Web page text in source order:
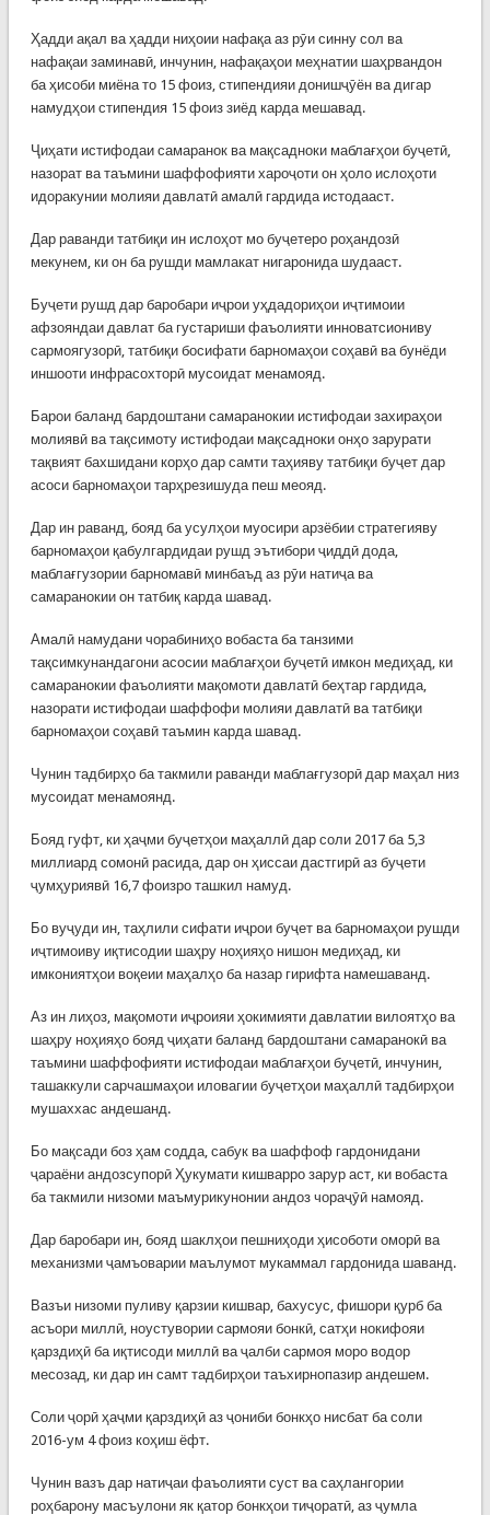
Ҳадди ақал ва ҳадди ниҳоии нафақа аз рӯи синну сол ва
нафақаи заминавӣ, инчунин, нафақаҳои меҳнатии шаҳрвандон
ба ҳисоби миёна то 15 фоиз, стипендияи донишҷӯён ва дигар
намудҳои стипендия 15 фоиз зиёд карда мешавад.
Ҷиҳати истифодаи самаранок ва мақсадноки маблағҳои буҷетӣ,
назорат ва таъмини шаффофияти хароҷоти он ҳоло ислоҳоти
идоракунии молияи давлатӣ амалӣ гардида истодааст.
Дар раванди татбиқи ин ислоҳот мо буҷетеро роҳандозӣ
мекунем, ки он ба рушди мамлакат нигаронида шудааст.
Буҷети рушд дар баробари иҷрои уҳдадориҳои иҷтимоии
афзояндаи давлат ба густариши фаъолияти инноватсиониву
сармоягузорӣ, татбиқи босифати барномаҳои соҳавӣ ва бунёди
иншооти инфрасохторӣ мусоидат менамояд.
Барои баланд бардоштани самаранокии истифодаи захираҳои
молиявӣ ва тақсимоту истифодаи мақсадноки онҳо зарурати
тақвият бахшидани корҳо дар самти таҳияву татбиқи буҷет дар
асоси барномаҳои тарҳрезишуда пеш меояд.
Дар ин раванд, бояд ба усулҳои муосири арзёбии стратегияву
барномаҳои қабулгардидаи рушд эътибори ҷиддӣ дода,
маблағгузории барномавӣ минбаъд аз рӯи натиҷа ва
самаранокии он татбиқ карда шавад.
Амалӣ намудани чорабиниҳо вобаста ба танзими
тақсимкунандагони асосии маблағҳои буҷетӣ имкон медиҳад, ки
самаранокии фаъолияти мақомоти давлатӣ беҳтар гардида,
назорати истифодаи шаффофи молияи давлатӣ ва татбиқи
барномаҳои соҳавӣ таъмин карда шавад.
Чунин тадбирҳо ба такмили раванди маблағгузорӣ дар маҳал низ
мусоидат менамоянд.
Бояд гуфт, ки ҳаҷми буҷетҳои маҳаллӣ дар соли 2017 ба 5,3
миллиард сомонӣ расида, дар он ҳиссаи дастгирӣ аз буҷети
ҷумҳуриявӣ 16,7 фоизро ташкил намуд.
Бо вуҷуди ин, таҳлили сифати иҷрои буҷет ва барномаҳои рушди
иҷтимоиву иқтисодии шаҳру ноҳияҳо нишон медиҳад, ки
имкониятҳои воқеии маҳалҳо ба назар гирифта намешаванд.
Аз ин лиҳоз, мақомоти иҷроияи ҳокимияти давлатии вилоятҳо ва
шаҳру ноҳияҳо бояд ҷиҳати баланд бардоштани самаранокӣ ва
таъмини шаффофияти истифодаи маблағҳои буҷетӣ, инчунин,
ташаккули сарчашмаҳои иловагии буҷетҳои маҳаллӣ тадбирҳои
мушаххас андешанд.
Бо мақсади боз ҳам содда, сабук ва шаффоф гардонидани
ҷараёни андозсупорӣ Ҳукумати кишварро зарур аст, ки вобаста
ба такмили низоми маъмурикунонии андоз чораҷӯӣ намояд.
Дар баробари ин, бояд шаклҳои пешниҳоди ҳисоботи оморӣ ва
механизми ҷамъоварии маълумот мукаммал гардонида шаванд.
Вазъи низоми пуливу қарзии кишвар, бахусус, фишори қурб ба
асъори миллӣ, ноустувории сармояи бонкӣ, сатҳи нокифояи
қарздиҳӣ ба иқтисоди миллӣ ва ҷалби сармоя моро водор
месозад, ки дар ин самт тадбирҳои таъхирнопазир андешем.
Соли ҷорӣ ҳаҷми қарздиҳӣ аз ҷониби бонкҳо нисбат ба соли
2016-ум 4 фоиз коҳиш ёфт.
Чунин вазъ дар натиҷаи фаъолияти суст ва саҳлангории
роҳбарону масъулони як қатор бонкҳои тиҷоратӣ, аз ҷумла